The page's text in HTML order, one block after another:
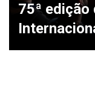
75ª edição